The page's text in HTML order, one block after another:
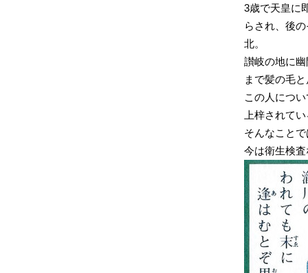
3歳で天皇に
らされ、後
北。
讃岐の地に
まで髪の毛
この人につ
上梓されて
そんなこと
今は衛生検